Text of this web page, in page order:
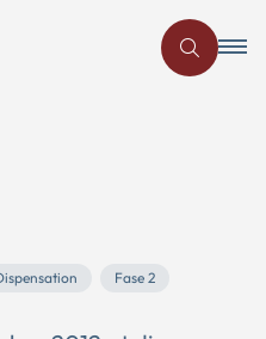
Fase 2